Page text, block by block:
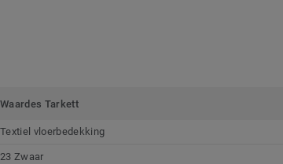
Waardes Tarkett
Textiel vloerbedekking
23 Zwaar